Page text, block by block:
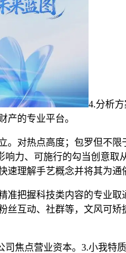
4.分析
产的专业平台。
热点高度；包罗但不限
力、可施行的勾当创意
理解手艺概念并将其为通
握科技类内容的专业取
互动、社群等，文风可
点营业资本。3.小我特